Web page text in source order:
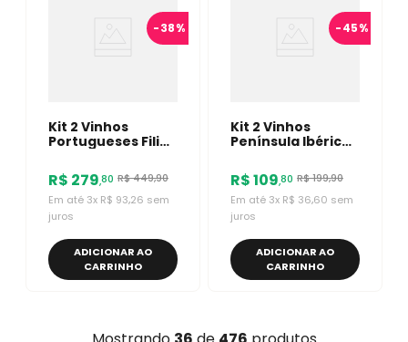
-38%
Kit 2 Vinhos
Portugueses Filipa
Santa Maria
Reserva Especial
R$ 279,80 R$449,90
Em até 3x R$ 93,26 sem
juros
ADICIONAR AO
CARRINHO
-45%
Kit 2 Vinhos
Península Ibérica
Garnacha/ Jardim
Da Estrela
R$109,80 R$199,90
Em até 3x R$ 36,60 sem
juros
ADICIONAR AO
CARRINHO